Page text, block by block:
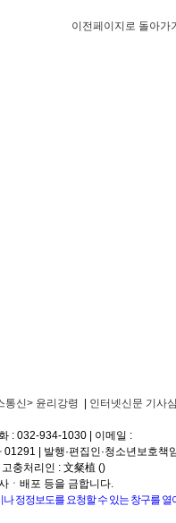
이전페이지로 돌아가기
통신> 윤리강령 인터넷신문 기사
: 032-934-1030
이메일 :
01291
발행·편집인·청소년보호책
고충처리인 : 文粲植 ()
ㆍ배포 등을 금합니다.
정정보도를 요청할 수 있는 창구를